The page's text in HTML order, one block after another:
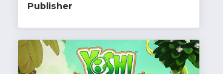
Publisher